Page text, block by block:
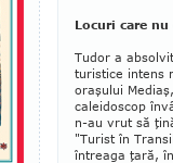
Locuri care
Tudor a
turistice intens
oraşului
caleidoscop
n-au vrut să
"Turist în
întreaga ţară,